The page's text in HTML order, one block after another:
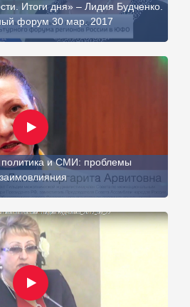
Итоги дня» – Лидия Будченко.
форум 30 мар. 2017
и СМИ: проблемы